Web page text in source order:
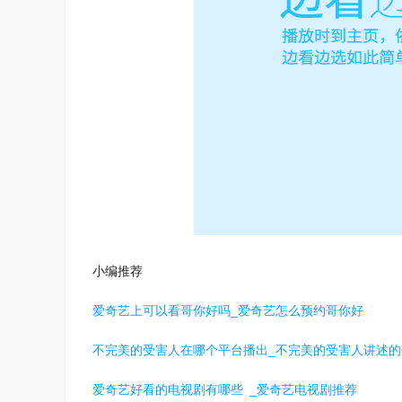
小编推荐
爱奇艺上可以看哥你好吗_爱奇艺怎么预约哥你好
不完美的受害人在哪个平台播出_不完美的受害人讲述
爱奇艺好看的电视剧有哪些 _爱奇艺电视剧推荐